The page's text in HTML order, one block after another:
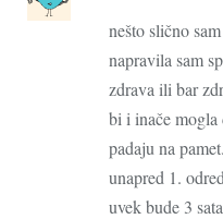
nešto slično
napravila sam
zdrava ili bar
bi i inače mogla
padaju na
unapred 1.
uvek bude 3